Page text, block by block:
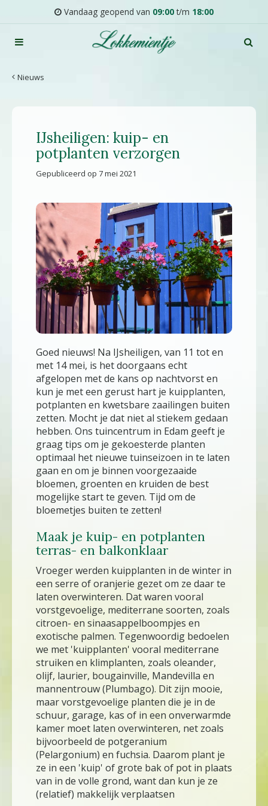
Nieuws
Vandaag geopend van 09:00t/m 18:00
IJsheiligen: kuip- en
potplanten verzorgen
Gepubliceerd op 7 mei 2021
Goed nieuws! Na IJsheiligen, van 11 tot en
met 14 mei, is het doorgaans echt
afgelopen met de kans op nachtvorst en
kun je met een gerust hart je kuipplanten,
potplanten en kwetsbare zaailingen buiten
zetten. Mocht je dat niet al stiekem gedaan
hebben. Ons tuincentrum in Edam geeft je
graag tips om je gekoesterde planten
optimaal het nieuwe tuinseizoen in te laten
gaan en om je binnen voorgezaaide
bloemen, groenten en kruiden de best
mogelijke start te geven. Tijd om de
bloemetjes buiten te zetten!
Maak je kuip- en potplanten
terras- en balkonklaar
Vroeger werden kuipplanten in de winter in
een serre of oranjerie gezet om ze daar te
laten overwinteren. Dat waren vooral
vorstgevoelige, mediterrane soorten, zoals
citroen- en sinaasappelboompjes en
exotische palmen. Tegenwoordig bedoelen
we met 'kuipplanten' vooral mediterrane
struiken en klimplanten, zoals oleander,
olijf, laurier, bougainville, Mandevilla en
mannentrouw (Plumbago). Dit zijn mooie,
maar vorstgevoelige planten die je in de
schuur, garage, kas of in een onverwarmde
kamer moet laten overwinteren, net zoals
bijvoorbeeld de potgeranium
(Pelargonium) en fuchsia. Daarom plant je
ze in een 'kuip' of grote bak of pot in plaats
van in de volle grond, want dan kun je ze
(relatief) makkelijk verplaatsen